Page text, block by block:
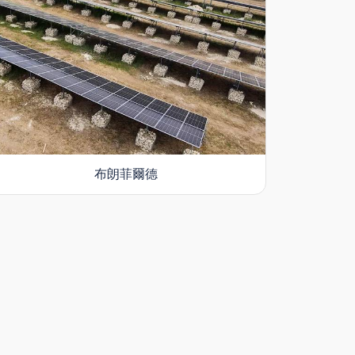
布朗菲爾德